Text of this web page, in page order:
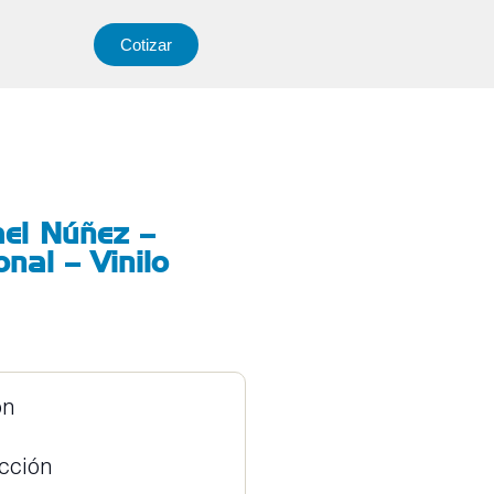
Cotizar
Núñez –
– Vinilo